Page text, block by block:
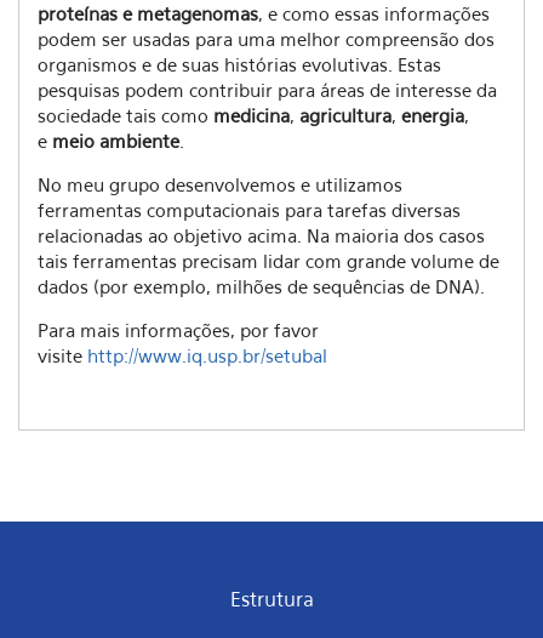
proteínas e metagenomas, e como essas informações
podem ser usadas para uma melhor compreensão dos
organismos e de suas histórias evolutivas. Estas
pesquisas podem contribuir para áreas de interesse da
sociedade tais como medicina, agricultura, energia,
e meio ambiente.
No meu grupo desenvolvemos e utilizamos
ferramentas computacionais para tarefas diversas
relacionadas ao objetivo acima. Na maioria dos casos
tais ferramentas precisam lidar com grande volume de
dados (por exemplo, milhões de sequências de DNA).
Para mais informações, por favor
visite http://www.iq.usp.br/setubal
Estrutura